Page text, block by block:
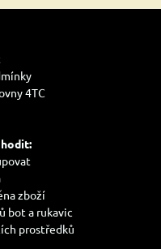
4TC
hodit:
zboží
bot a rukavic
prostředků